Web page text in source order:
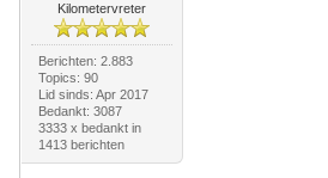
Kilometervreter
Berichten: 2.883
Topics: 90
Lid sinds: Apr 2017
Bedankt: 3087
3333 x bedankt in
1413 berichten